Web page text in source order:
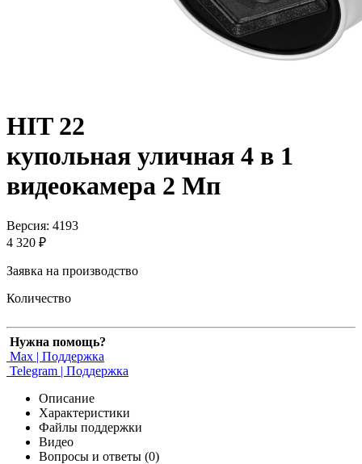
HIT 22
купольная уличная 4 в 1
видеокамера 2 Мп
Версия: 4193
4 320 ₽
Заявка на производство
Количество
Нужна помощь?
Max | Поддержка
Telegram | Поддержка
Описание
Характеристики
Файлы поддержки
Видео
Вопросы и ответы (0)